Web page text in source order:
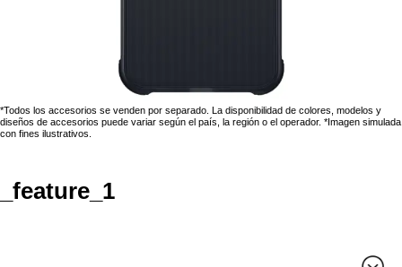
*Todos los accesorios se venden por separado. La disponibilidad de colores, modelos y
diseños de accesorios puede variar según el país, la región o el operador. *Imagen simulada
con fines ilustrativos.
_feature_1